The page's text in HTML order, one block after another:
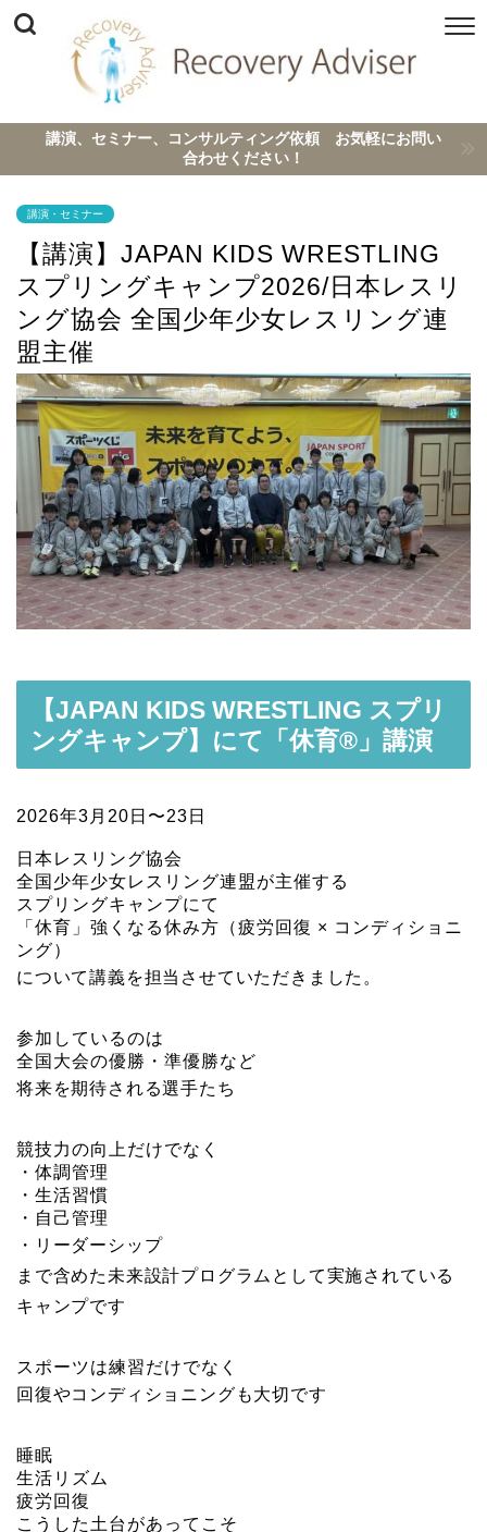
講演、セミナー、コンサルティング依頼 お気軽にお問い
合わせください！
講演・セミナー
【講演】JAPAN KIDS WRESTLING
スプリングキャンプ2026/日本レスリ
ング協会 全国少年少女レスリング連
盟主催
【JAPAN KIDS WRESTLING スプリ
ングキャンプ】にて「休育®」講演
2026年3月20日〜23日
日本レスリング協会
全国少年少女レスリング連盟が主催する
スプリングキャンプにて
「休育」強くなる休み方（疲労回復 × コンディショニ
ング）
について講義を担当させていただきました。
参加しているのは
全国大会の優勝・準優勝など
将来を期待される選手たち
競技力の向上だけでなく
・体調管理
・生活習慣
・自己管理
・リーダーシップ
まで含めた 未来設計プログラムとして実施されている
キャンプです
スポーツは練習だけでなく
回復やコンディショニングも大切です
睡眠
生活リズム
疲労回復
こうした土台があってこそ